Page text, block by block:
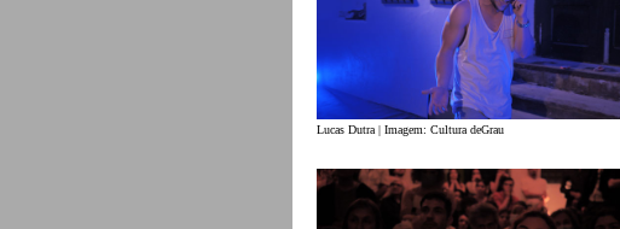
Lucas Dutra | Imagem: Cultura deGrau